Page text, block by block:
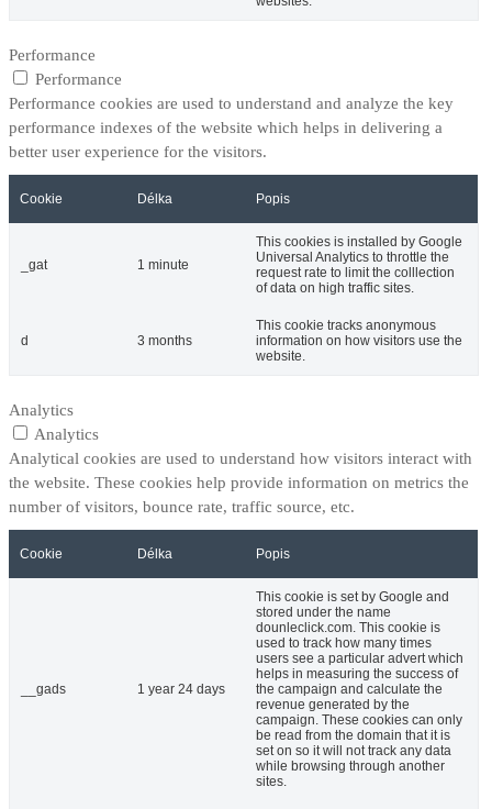
Performance
Performance
Performance cookies are used to understand and analyze the key
performance indexes of the website which helps in delivering a
better user experience for the visitors.
Cookie Délka Popis
_gat 1 minute
This cookies is installed by Google
Universal Analytics to throttle the
request rate to limit the colllection
of data on high traffic sites.
d 3 months
This cookie tracks anonymous
information on how visitors use the
website.
Analytics
Analytics
Analytical cookies are used to understand how visitors interact with
the website. These cookies help provide information on metrics the
number of visitors, bounce rate, traffic source, etc.
Cookie Délka Popis
__gads 1 year 24 days
This cookie is set by Google and
stored under the name
dounleclick.com. This cookie is
used to track how many times
users see a particular advert which
helps in measuring the success of
the campaign and calculate the
revenue generated by the
campaign. These cookies can only
be read from the domain that it is
set on so it will not track any data
while browsing through another
sites.